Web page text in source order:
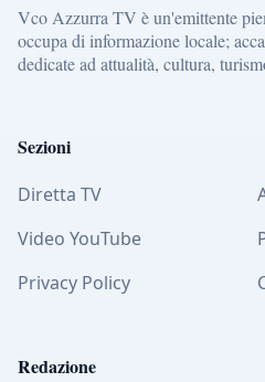
Vco Azzurra TV è un'emittente
occupa di informazione locale;
dedicate ad attualità, cultura,
Sezioni
Diretta TV
Video YouTube
Privacy Policy
Redazione